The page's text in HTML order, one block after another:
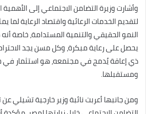
وأشارت وزيرة التضامن الاجتماعي إلى الأهمية
لتقديم الخدمات الرعائية واقتصاد الرعاية
النمو الحقيقي والتنمية المستدامة، خاصة
يحصل على رعاية مبكرة، وكل مسن يجد
ذي إعاقة يُدمج في مجتمعه، هو استثمار في
ومستقبلها.
ومن جانبها أعربت نائبة وزير خارجية تشيلي عن